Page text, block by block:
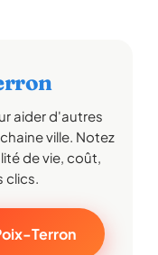
aider d'autres
ville. Notez
de vie, coût,
clics.
Terron